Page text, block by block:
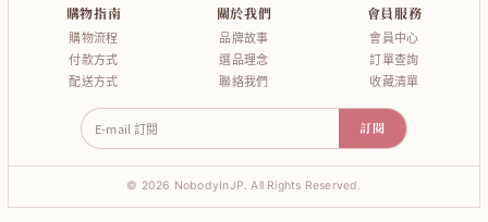
購物指南
購物流程
付款方式
配送方式
關於我們
品牌故事
選品理念
聯絡我們
會員服務
會員中心
訂單查詢
收藏清單
E-mail 訂閱 訂閱
© 2026 NobodyInJP. All Rights Reserved.